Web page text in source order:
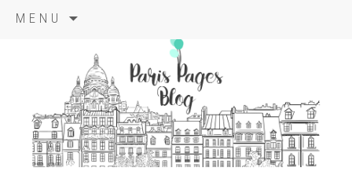
MENU
principal
paris pages
blog